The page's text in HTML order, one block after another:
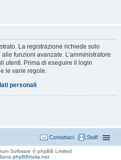
La registrazione richiede solo
funzioni avanzate. L’amministratore
utenti. Prima di eseguire il login
le varie regole.
personali
Staff
Contattaci
Software © phpBB Limited
phpBBItalia.net